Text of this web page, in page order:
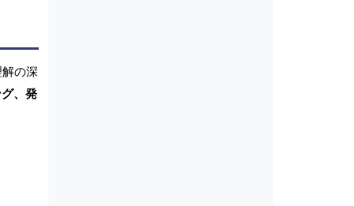
の深
、発